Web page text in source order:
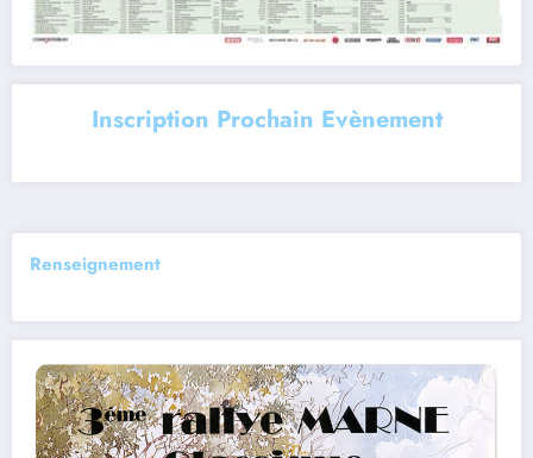
Inscription Prochain Evènement
Renseignement